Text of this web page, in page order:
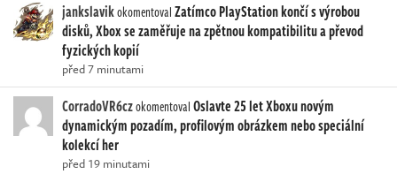
jankslavikokomentovalZatímco PlayStation končí s výrobou
disků, Xbox se zaměřuje na zpětnou kompatibilitu a převod
fyzických kopií
před 7 minutami
CorradoVR6czokomentovalOslavte 25 let Xboxu novým
dynamickým pozadím, profilovým obrázkem nebo speciální
kolekcí her
před 19 minutami